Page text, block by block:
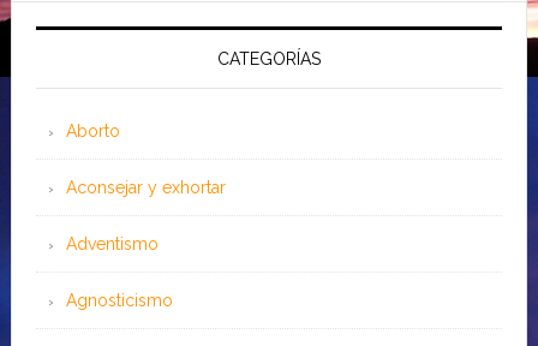
CATEGORÍAS
Aborto
Aconsejar y exhortar
Adventismo
Agnosticismo